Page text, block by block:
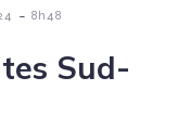
- 8h48
Sud-